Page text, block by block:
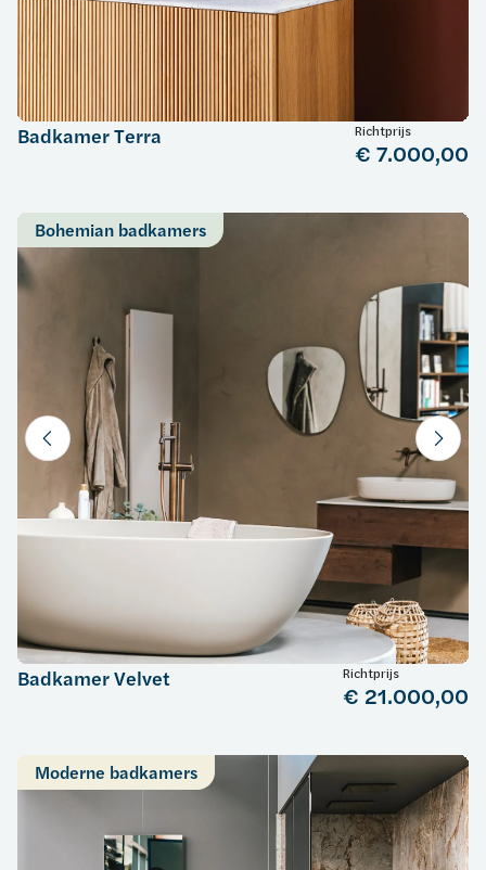
Badkamer Terra Richtprijs
€ 7.000,00
Bohemian badkamers
Badkamer Velvet Richtprijs
€ 21.000,00
Moderne badkamers